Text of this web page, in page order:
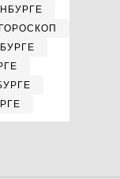
ГОРОСКОП